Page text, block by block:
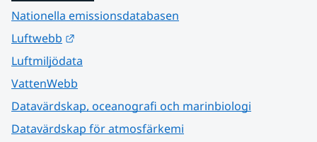
Nationella emissionsdatabasen
Luftwebb
Luftmiljödata
VattenWebb
Datavärdskap, oceanografi och marinbiologi
Datavärdskap för atmosfärkemi